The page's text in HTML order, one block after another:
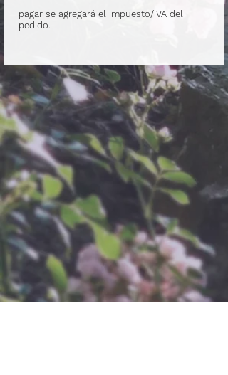
pagar se agregará el impuesto/IVA del
pedido.